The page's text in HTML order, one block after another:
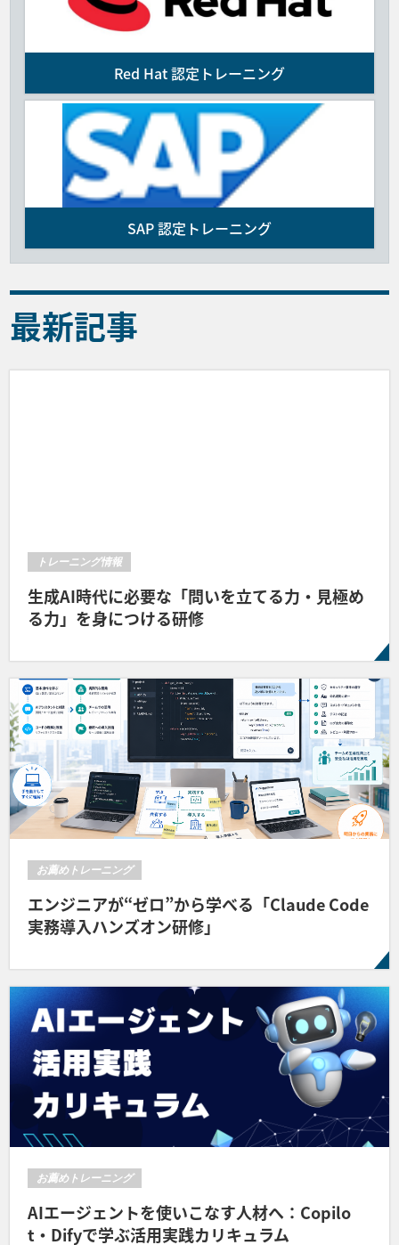
Red Hat 認定トレーニング
SAP 認定トレーニング
最新記事
トレーニング情報
生成AI時代に必要な「問いを立てる力・見極め
る力」を身につける研修
お薦めトレーニング
エンジニアが“ゼロ”から学べる「Claude Code
実務導入ハンズオン研修」
お薦めトレーニング
AIエージェントを使いこなす人材へ：Copilo
t・Difyで学ぶ活用実践カリキュラム